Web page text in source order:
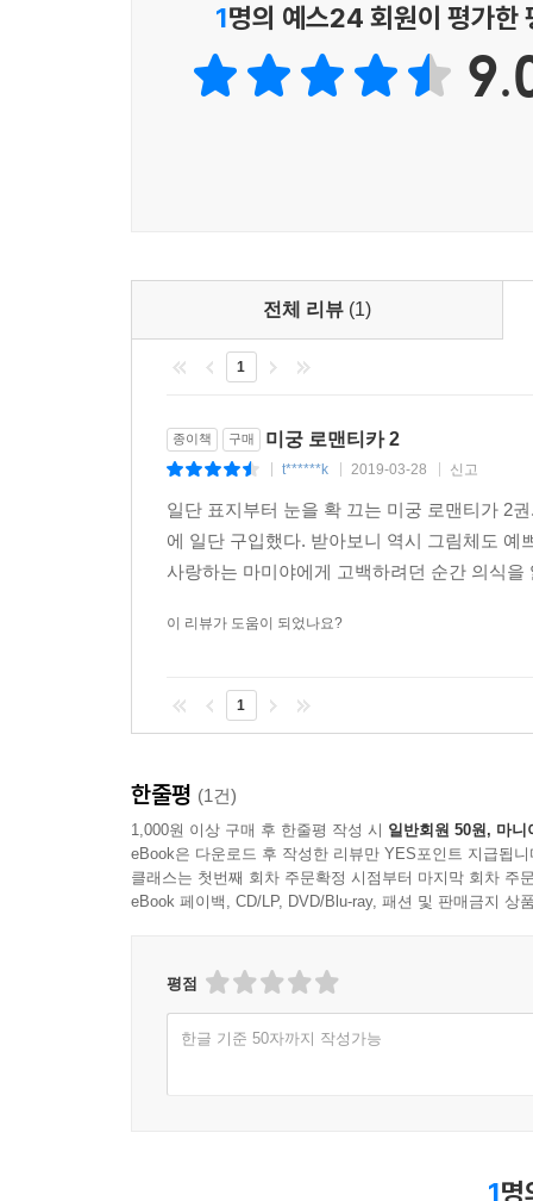
1명의 예스24 회원이 평가한
전체 리뷰 (1)
1
종이책 구매 미궁 로맨티카 2
t******k 2019-03-28 신고
일단 표지부터 눈을 확 끄는 미궁 로맨티가 2
에 일단 구입했다. 받아보니 역시 그림체도
사랑하는 마미야에게 고백하려던 순간 의식
이 리뷰가 도움이 되었나요?
1
한줄평 (1건)
1,000원 이상 구매 후 한줄평 작성 시 일반회원 50원, 마니
eBook은 다운로드 후 작성한 리뷰만 YES포인트 지급됩니
클래스는 첫번째 회차 주문확정 시점부터 마지막 회차 주
eBook 페이백, CD/LP, DVD/Blu-ray, 패션 및 판매금지 상
평점
한글 기준 50자까지 작성가능
1명